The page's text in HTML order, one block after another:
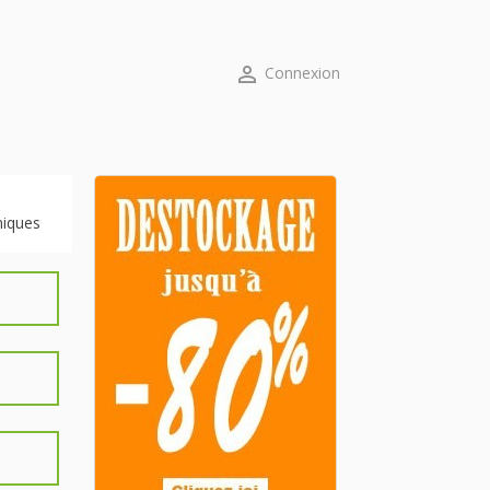
 Connexion